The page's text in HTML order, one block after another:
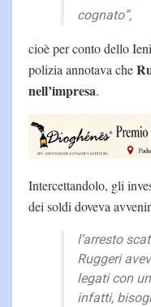
cognato”,
cioè per conto dello
polizia annotava che
nell’impresa.
Intercettandolo, gli
dei soldi doveva
l’arresto
Ruggeri
legati con
infatti,